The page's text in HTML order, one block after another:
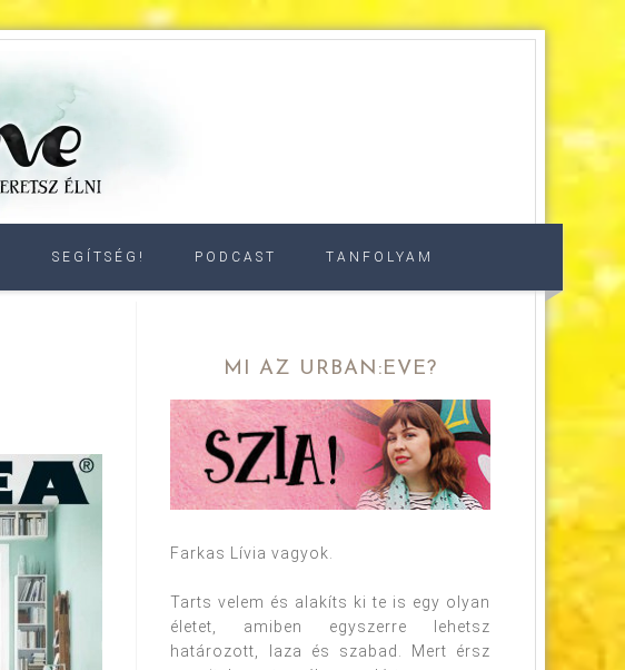
SEGÍTSÉG! PODCAST TANFOLYAM
MI AZ URBAN:EVE?
Farkas Lívia vagyok.
Tarts velem és alakíts ki te is egy olyan
életet, amiben egyszerre lehetsz
határozott, laza és szabad. Mert érsz